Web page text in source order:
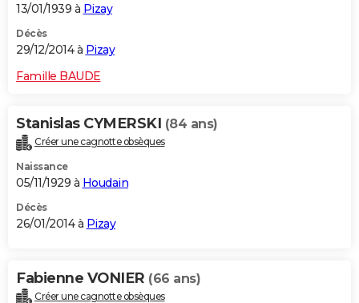
13/01/1939 à Pizay
Décès
29/12/2014 à Pizay
Famille BAUDE
Stanislas CYMERSKI (84 ans)
Créer une cagnotte obsèques
Naissance
05/11/1929 à Houdain
Décès
26/01/2014 à Pizay
Fabienne VONIER (66 ans)
Créer une cagnotte obsèques